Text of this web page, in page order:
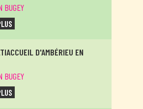
BUGEY
D'AMBÉRIEU EN
BUGEY